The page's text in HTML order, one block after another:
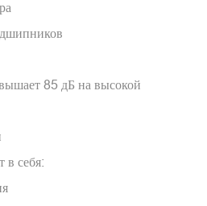
85 дБ на высокой
в себя: